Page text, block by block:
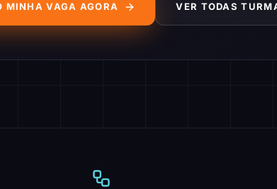
MINHA VAGA AGORA VER TODAS